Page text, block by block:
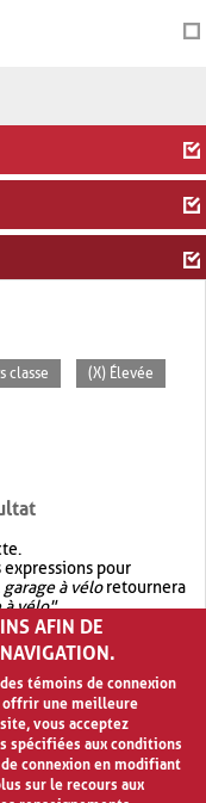
classe (X) Élevée
pour
garage à véloretournera
à vélo".
OR.garage OR vélo
garage à vélo
AFIN DE
témoins de connexion
offrir une meilleure
vous acceptez
spécifiées aux conditions
connexion en modifiant
sur le recours aux